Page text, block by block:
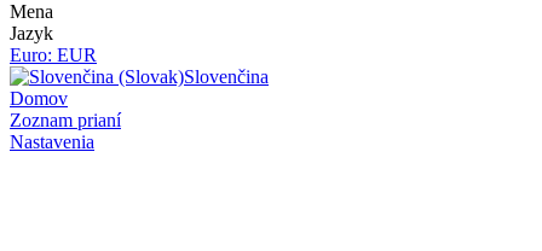
Mena
Jazyk
Euro: EUR
Slovenčina
Domov
Zoznam prianí
Nastavenia